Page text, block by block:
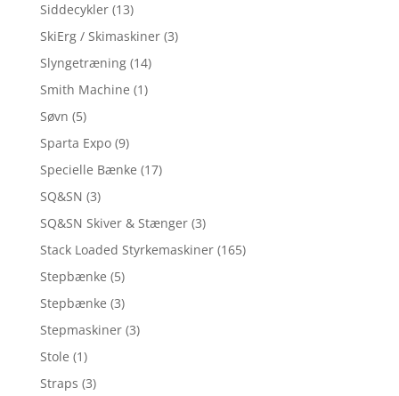
Siddecykler (13)
SkiErg / Skimaskiner (3)
Slyngetræning (14)
Smith Machine (1)
Søvn (5)
Sparta Expo (9)
Specielle Bænke (17)
SQ&SN (3)
SQ&SN Skiver & Stænger (3)
Stack Loaded Styrkemaskiner (165)
Stepbænke (5)
Stepbænke (3)
Stepmaskiner (3)
Stole (1)
Straps (3)